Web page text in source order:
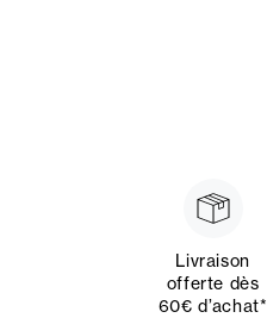
Livraison
offerte dès
60€ d’achat*